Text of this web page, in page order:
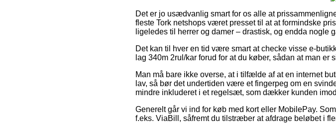
Det er jo usædvanlig smart for os alle at
fleste Tork netshops været presset til at at formindske
ligeledes til herrer og damer – drastisk, og endda nogle
Det kan til hver en tid være smart at checke visse e-
lag 340m 2rul/kar forud for at du køber, sådan at man er
Man må bare ikke overse, at i tilfælde af at en internet
lav, så bør det undertiden være et fingerpeg om en
mindre inkluderet i et regelsæt, som dækker kunden
Generelt går vi ind for køb med kort eller MobilePay.
f.eks. ViaBill, såfremt du tilstræber at afdrage beløbet i